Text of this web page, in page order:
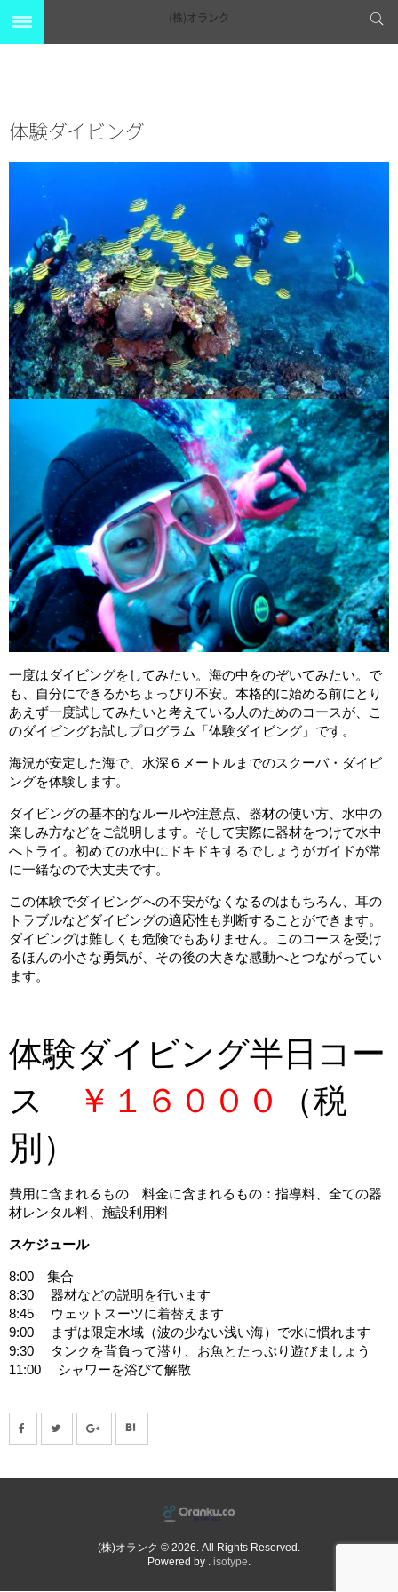
(株)オランク
体験ダイビング
一度はダイビングをしてみたい。海の中をのぞいてみたい。で
も、自分にできるかちょっぴり不安。本格的に始める前にとり
あえず一度試してみたいと考えている人のためのコースが、こ
のダイビングお試しプログラム「体験ダイビング」です。
海況が安定した海で、水深６メートルまでのスクーバ・ダイビ
ングを体験します。
ダイビングの基本的なルールや注意点、器材の使い方、水中の
楽しみ方などをご説明します。そして実際に器材をつけて水中
へトライ。初めての水中にドキドキするでしょうがガイドが常
に一緒なので大丈夫です。
この体験でダイビングへの不安がなくなるのはもちろん、耳の
トラブルなどダイビングの適応性も判断することができます。
ダイビングは難しくも危険でもありません。このコースを受け
るほんの小さな勇気が、その後の大きな感動へとつながってい
ます。
体験ダイビング半日コー
ス
￥１６０００
（税
別）
費用に含まれるもの 料金に含まれるもの：指導料、全ての器
材レンタル料、施設利用料
スケジュール
8:00 集合
8:30 器材などの説明を行います
8:45 ウェットスーツに着替えます
9:00 まずは限定水域（波の少ない浅い海）で水に慣れます
9:30 タンクを背負って潜り、お魚とたっぷり遊びましょう
11:00 シャワーを浴びて解散
(株)オランク © 2026. All Rights Reserved.
Powered by . isotype.